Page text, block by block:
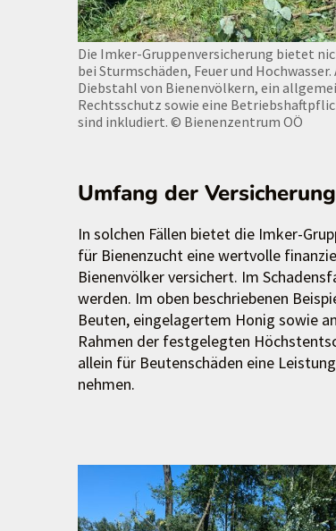
Die Imker-Gruppenversicherung bietet
bei Sturmschäden, Feuer und Hochwasser.
Diebstahl von Bienenvölkern, ein
Rechtsschutz sowie eine
sind inkludiert. © Bienenzentrum OÖ
Umfang der
In solchen Fällen bietet die Imker-
für Bienenzucht eine wertvolle
Bienenvölker versichert. Im
werden. Im oben beschriebenen
Beuten, eingelagertem Honig sowie
Rahmen der festgelegten
allein für Beutenschäden eine
nehmen.